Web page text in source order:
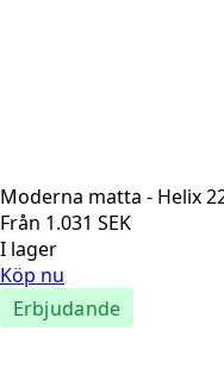
Moderna matta - Helix
Från 1.031 SEK
I lager
Köp nu
Erbjudande